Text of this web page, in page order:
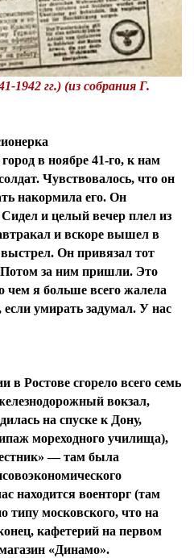
1942 гг.) (из собрания Г.
в ноябре 41-го, к нам
Чувствовалось, что он
накормила его. Он
и целый вечер плел из
и вскоре вышел в
Он привязал тот
за ним пришли. Это
чем я больше всего жалела
если умирать задумал. У нас
в Ростове сгорело всего семь
вокзал,
на спуске к Дону,
мореходного училища),
— там была
находится военторг (там
типу московского, что на
кафетерий на первом
«Динамо».